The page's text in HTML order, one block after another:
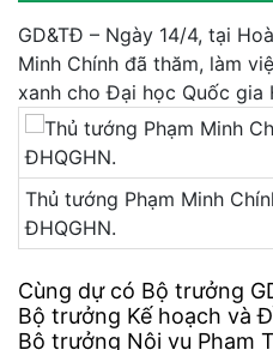
GD&TĐ – Ngày 14/4, tại
Minh Chính đã thăm, làm
xanh cho Đại học Quốc gia
Thủ tướng Phạm Minh
ĐHQGHN.
Cùng dự có Bộ trưởng
Bộ trưởng Kế hoạch và
Bộ trưởng Nội vụ Phạm